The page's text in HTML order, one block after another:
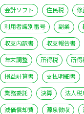
会計ソフト
住民税 修
利用者識別番号
副業
収支内訳書
収支報告書
年末調整
所得税 所得
損益計算書
支払明細書
業務委託
決算 法人
減価償却費
源泉徴収